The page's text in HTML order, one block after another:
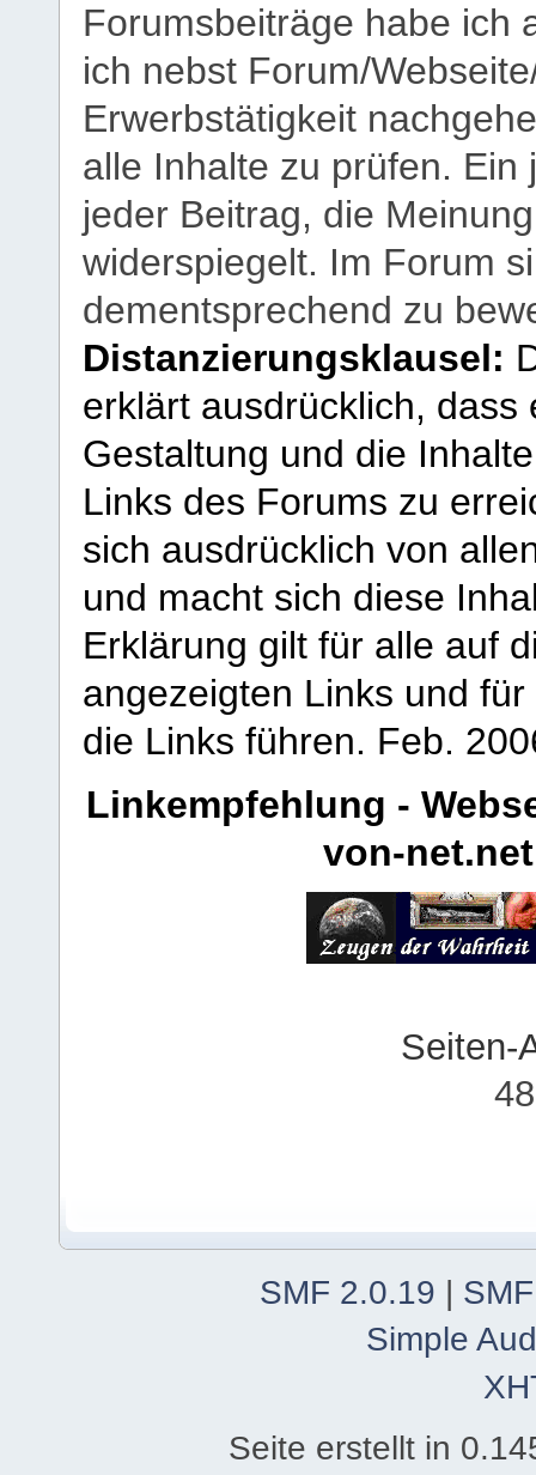
Forumsbeiträge habe ich
ich nebst Forum/
Erwerbstätigkeit
alle Inhalte zu prüfen.
jeder Beitrag, die
widerspiegelt. Im Forum
dementsprechend zu
Distanzierungsklausel:
erklärt ausdrücklich,
Gestaltung und die
Links des Forums zu
sich ausdrücklich von
und macht sich diese
Erklärung gilt für alle auf
angezeigten Links und
die Links führen. Feb.
Linkempfehlung -
von-net.net
Seiten-
SMF 2.0.19
Simple
Seite erstellt in